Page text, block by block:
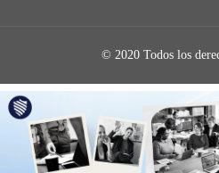
© 2020 Todos los